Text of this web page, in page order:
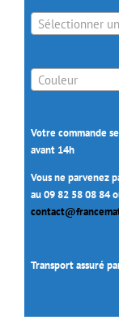
Sélectionner
Couleur
Votre commande
avant 14h
Vous ne parvenez
au 09 82 58 08 84
Transport assuré